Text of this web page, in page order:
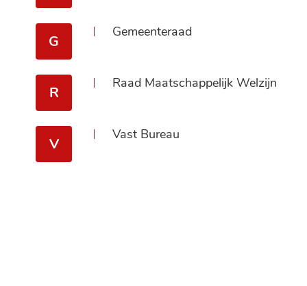
G
Gemeenteraad
R
Raad Maatschappelijk Welzijn
V
Vast Bureau